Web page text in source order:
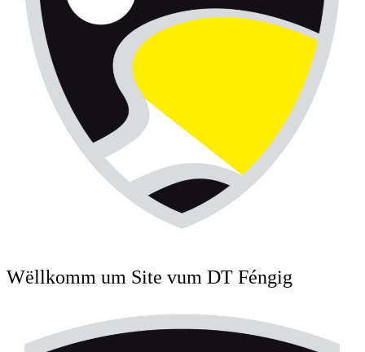
Wëllkomm um Site vum DT Féngig